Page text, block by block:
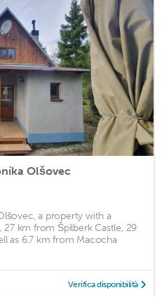
Olšovec
a property with a
27 km from Špilberk Castle, 29
as 6.7 km from Macocha
Verifica disponibilità